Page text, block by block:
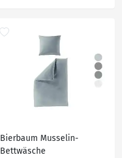
Bierbaum Musselin-
Bettwäsche